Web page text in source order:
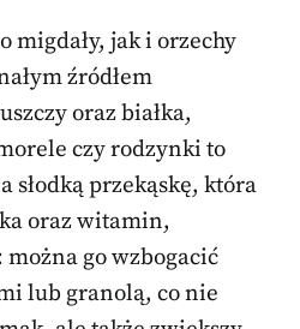
migdały, jak i orzechy
źródłem
oraz białka,
czy rodzynki to
słodką przekąskę, która
oraz witamin,
można go wzbogacić
lub granolą, co nie